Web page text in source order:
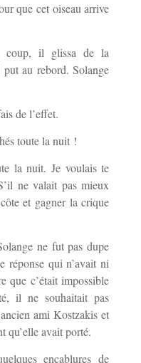
que cet oiseau arrive
coup, il glissa de la
au rebord. Solange
de l’effet.
toute la nuit !
la nuit. Je voulais te
ne valait pas mieux
et gagner la crique
ne fut pas dupe
réponse qui n’avait ni
que c’était impossible
il ne souhaitait pas
ami Kostzakis et
qu’elle avait porté.
encablures de